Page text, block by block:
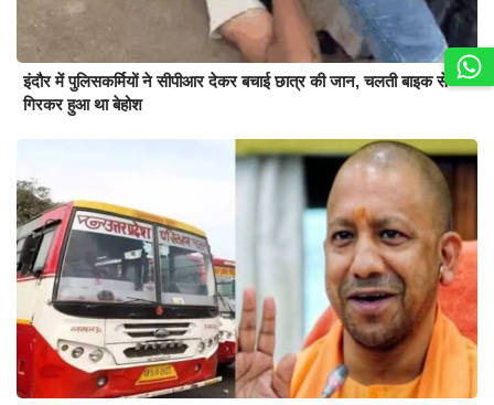
इंदौर में पुलिसकर्मियों ने सीपीआर देकर बचाई छात्र की जान, चलती बाइक से
गिरकर हुआ था बेहोश